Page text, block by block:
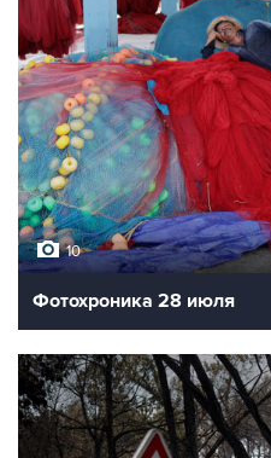
10
Фотохроника 28 июля